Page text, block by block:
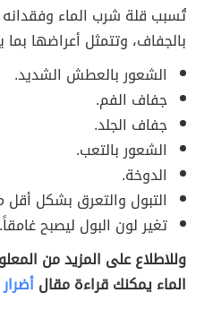
تُسبب قلة شرب الماء
بالجفاف، وتتمثل أعراضها بما
الشعور بالعطش الشديد.
جفاف الفم.
جفاف الجلد.
الشعور بالتعب.
الدوخة.
التبول والتعرق بشكل أقل
تغير لون البول ليصبح غامقاً.
وللاطلاع على المزيد من
الماء يمكنك قراءة مقال